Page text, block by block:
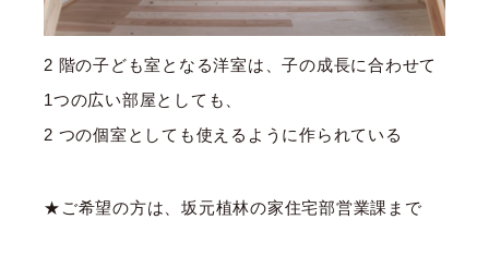
2 階の子ども室となる洋室は、子の成長に合わせて
1つの広い部屋としても、
2 つの個室としても使えるように作られている
★ご希望の方は、坂元植林の家住宅部営業課まで